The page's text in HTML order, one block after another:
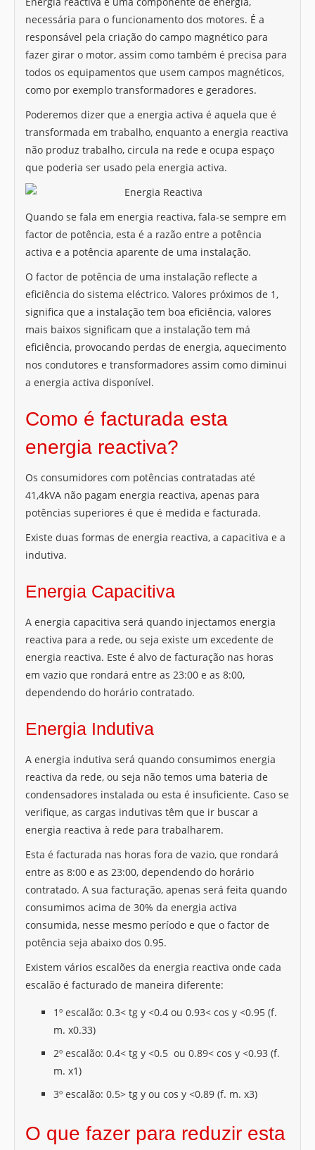
necessária para o funcionamento dos motores. É a
responsável pela criação do campo magnético para
fazer girar o motor, assim como também é precisa para
todos os equipamentos que usem campos magnéticos,
como por exemplo transformadores e geradores.
Poderemos dizer que a energia activa é aquela que é
transformada em trabalho, enquanto a energia reactiva
não produz trabalho, circula na rede e ocupa espaço
que poderia ser usado pela energia activa.
Quando se fala em energia reactiva, fala-se sempre em
factor de potência, esta é a razão entre a potência
activa e a potência aparente de uma instalação.
O factor de potência de uma instalação reflecte a
eficiência do sistema eléctrico. Valores próximos de 1,
significa que a instalação tem boa eficiência, valores
mais baixos significam que a instalação tem má
eficiência, provocando perdas de energia, aquecimento
nos condutores e transformadores assim como diminui
a energia activa disponível.
Como é facturada esta
energia reactiva?
Os consumidores com potências contratadas até
41,4kVA não pagam energia reactiva, apenas para
potências superiores é que é medida e facturada.
Existe duas formas de energia reactiva, a capacitiva e a
indutiva.
Energia Capacitiva
A energia capacitiva será quando injectamos energia
reactiva para a rede, ou seja existe um excedente de
energia reactiva. Este é alvo de facturação nas horas
em vazio que rondará entre as 23:00 e as 8:00,
dependendo do horário contratado.
Energia Indutiva
A energia indutiva será quando consumimos energia
reactiva da rede, ou seja não temos uma bateria de
condensadores instalada ou esta é insuficiente. Caso se
verifique, as cargas indutivas têm que ir buscar a
energia reactiva à rede para trabalharem.
Esta é facturada nas horas fora de vazio, que rondará
entre as 8:00 e as 23:00, dependendo do horário
contratado. A sua facturação, apenas será feita quando
consumimos acima de 30% da energia activa
consumida, nesse mesmo período e que o factor de
potência seja abaixo dos 0.95.
Existem vários escalões da energia reactiva onde cada
escalão é facturado de maneira diferente:
1º escalão: 0.3< tg y <0.4 ou 0.93< cos y <0.95 (f.
m. x0.33)
2º escalão: 0.4< tg y <0.5 ou 0.89< cos y <0.93 (f.
m. x1)
3º escalão: 0.5> tg y ou cos y <0.89 (f. m. x3)
O que fazer para reduzir esta